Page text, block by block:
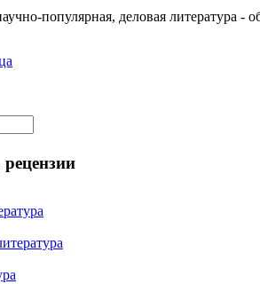
популярная, деловая литература -
рецензии